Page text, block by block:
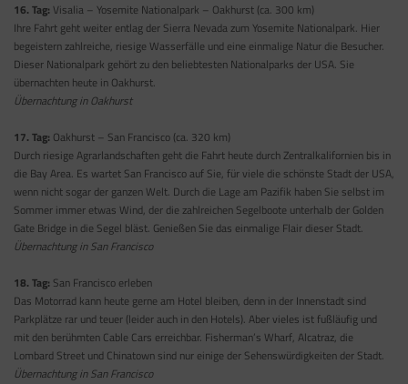
16. Tag: Visalia – Yosemite Nationalpark – Oakhurst (ca. 300 km)
Ihre Fahrt geht weiter entlag der Sierra Nevada zum Yosemite Nationalpark. Hier
begeistern zahlreiche, riesige Wasserfälle und eine einmalige Natur die Besucher.
Dieser Nationalpark gehört zu den beliebtesten Nationalparks der USA. Sie
übernachten heute in Oakhurst.
Übernachtung in Oakhurst
17. Tag: Oakhurst – San Francisco (ca. 320 km)
Durch riesige Agrarlandschaften geht die Fahrt heute durch Zentralkalifornien bis in
die Bay Area. Es wartet San Francisco auf Sie, für viele die schönste Stadt der USA,
wenn nicht sogar der ganzen Welt. Durch die Lage am Pazifik haben Sie selbst im
Sommer immer etwas Wind, der die zahlreichen Segelboote unterhalb der Golden
Gate Bridge in die Segel bläst. Genießen Sie das einmalige Flair dieser Stadt.
Übernachtung in San Francisco
18. Tag: San Francisco erleben
Das Motorrad kann heute gerne am Hotel bleiben, denn in der Innenstadt sind
Parkplätze rar und teuer (leider auch in den Hotels). Aber vieles ist fußläufig und
mit den berühmten Cable Cars erreichbar. Fisherman’s Wharf, Alcatraz, die
Lombard Street und Chinatown sind nur einige der Sehenswürdigkeiten der Stadt.
Übernachtung in San Francisco